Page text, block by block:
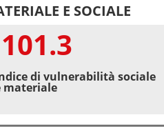
E SOCIALE
101.3
di vulnerabilità sociale
materiale